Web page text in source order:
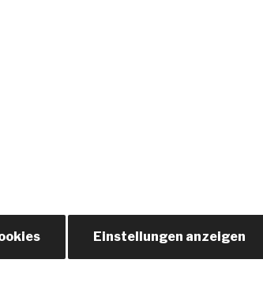
Einstellungen anzeigen